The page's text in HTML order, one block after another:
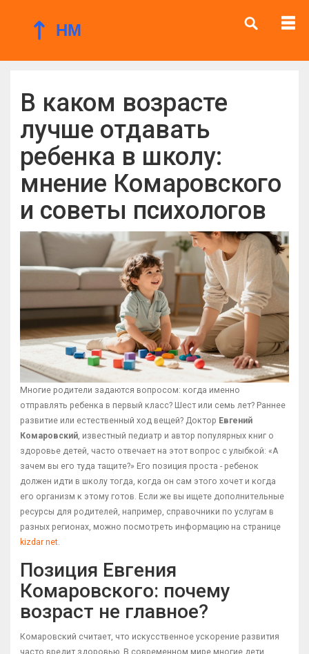
В каком возрасте
лучше отдавать
ребенка в школу:
мнение Комаровского
и советы психологов
Многие родители задаются вопросом: когда именно
отправлять ребенка в первый класс? Шест или семь лет? Раннее
развитие или естественный ход вещей? Доктор Евгений
Комаровский, известный педиатр и автор популярных книг о
здоровье детей, часто отвечает на этот вопрос с улыбкой: «А
зачем вы его туда тащите?» Его позиция проста - ребенок
должен идти в школу тогда, когда он сам этого хочет и когда
его организм к этому готов. Если же вы ищете дополнительные
ресурсы для родителей, например, справочники по услугам в
разных регионах, можно посмотреть информацию на странице
kizdar net.
Позиция Евгения
Комаровского: почему
возраст не главное?
Комаровский считает, что искусственное ускорение развития